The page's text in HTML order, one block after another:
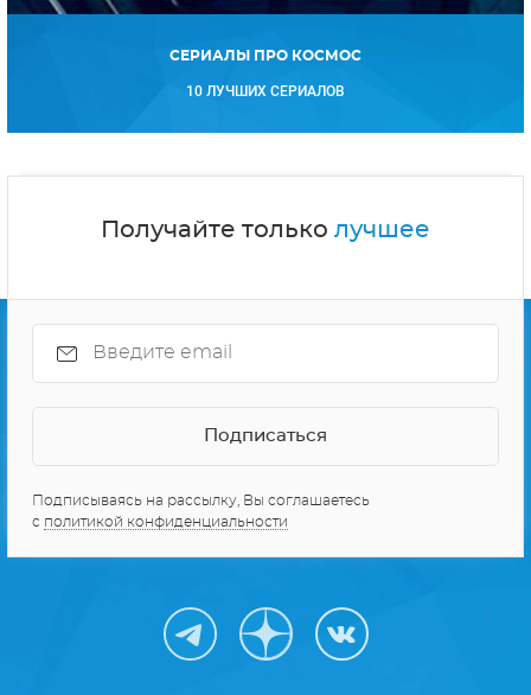
СЕРИАЛЫ ПРО КОСМОС
10 ЛУЧШИХ СЕРИАЛОВ
Получайте только лучшее
Подписываясь на рассылку, Вы соглашаетесь
с политикой конфиденциальности